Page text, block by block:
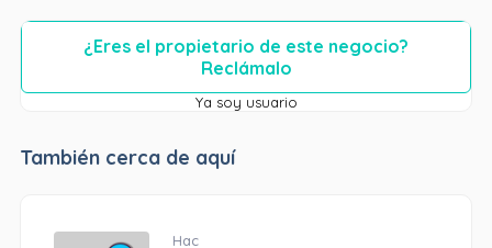
¿Eres el propietario de este negocio?
Reclámalo
Ya soy usuario
También cerca de aquí
Hac